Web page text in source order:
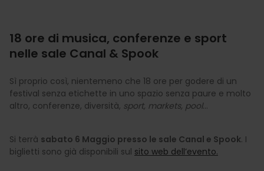
18 ore di musica, conferenze e sport
nelle sale Canal & Spook
Sì proprio così, nientemeno che 18 ore per godere di un
festival senza etichette in uno spazio senza paure e molto
altro, conferenze, diversità, sport, markets, pool…
Si terrà sabato 6 Maggio presso le sale Canal e Spook. I
biglietti sono già disponibili sul sito web dell’evento.